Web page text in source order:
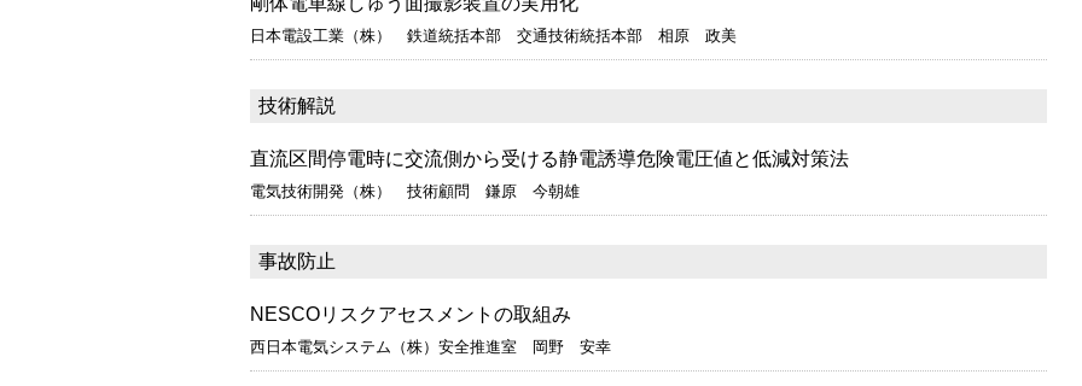
日本電設工業（株） 鉄道統括本部 交通技術統括本部 相原 政美
技術解説
直流区間停電時に交流側から受ける静電誘導危険電圧値と低減対策法
電気技術開発（株） 技術顧問 鎌原 今朝雄
事故防止
NESCOリスクアセスメントの取組み
西日本電気システム（株）安全推進室 岡野 安幸